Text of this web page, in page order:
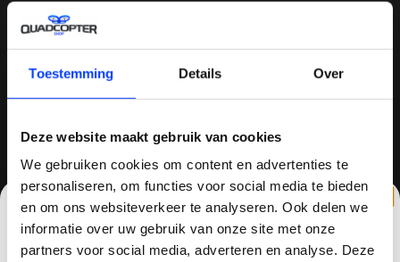
Toestemming Details Over
Deze website maakt gebruik van cookies
We gebruiken cookies om content en advertenties te
personaliseren, om functies voor social media te bieden
en om ons websiteverkeer te analyseren. Ook delen we
informatie over uw gebruik van onze site met onze
partners voor social media, adverteren en analyse. Deze
REVIEWS
8.6 / 10 810 reviews